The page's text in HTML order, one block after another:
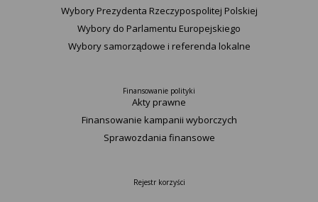
Wybory Prezydenta Rzeczypospolitej Polskiej
Wybory do Parlamentu Europejskiego
Wybory samorządowe i referenda lokalne
Finansowanie polityki
Akty prawne
Finansowanie kampanii wyborczych
Sprawozdania finansowe
Rejestr korzyści